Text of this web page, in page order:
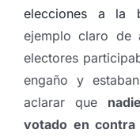
elecciones a la
ejemplo claro de
electores
engaño y
aclarar que
votado en